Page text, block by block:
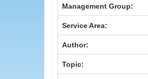
Management Group:
Service Area:
Author:
Topic: